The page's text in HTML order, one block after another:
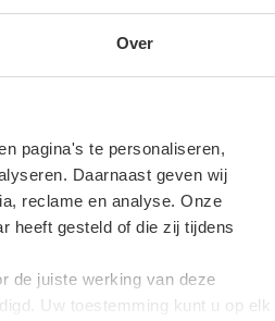
Over
pagina's te personaliseren,
Daarnaast geven wij
reclame en analyse. Onze
heeft gesteld of die zij tijdens
de juiste werking van deze
Uw toestemming kunt u op elk